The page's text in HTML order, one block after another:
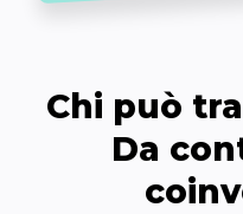
Chi può
Da